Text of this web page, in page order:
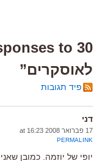
לאוסקרים”
פיד תגובות
דני
17 פברואר 2008 at 16:23
PERMALINK
יופי של יוזמה. כמובן